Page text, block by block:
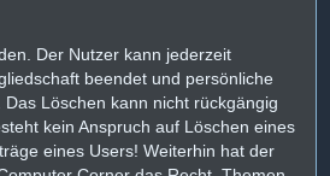
Der Nutzer kann jederzeit
beendet und persönliche
Löschen kann nicht rückgängig
kein Anspruch auf Löschen eines
eines Users! Weiterhin hat der